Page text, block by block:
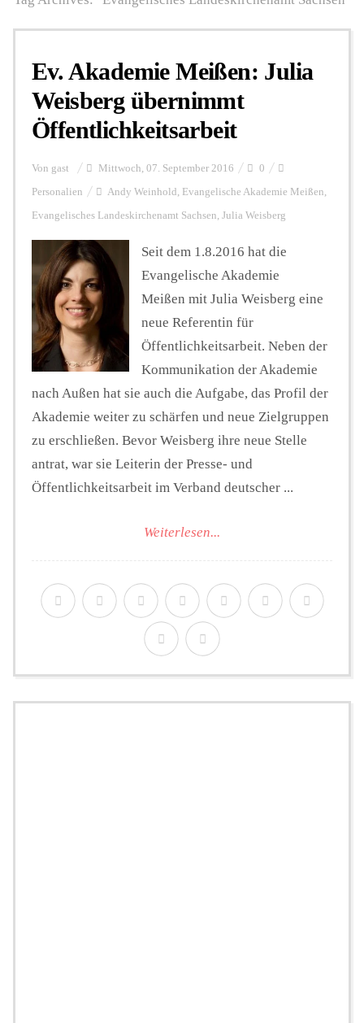
Hintergrund
FUNKTURM-Beiträge
Seminare
Unterstützen
Ev. Akademie Meißen: Julia
Weisberg übernimmt
Öffentlichkeitsarbeit
Von gast Mittwoch, 07. September 2016 0
Personalien Andy Weinhold , Evangelische Akademie Meißen,
Evangelisches Landeskirchenamt Sachsen, Julia Weisberg
Seit dem 1.8.2016 hat die
Evangelische Akademie
Meißen mit Julia Weisberg eine
neue Referentin für
Öffentlichkeitsarbeit. Neben der
Kommunikation der Akademie
nach Außen hat sie auch die Aufgabe, das Profil der
Akademie weiter zu schärfen und neue Zielgruppen
zu erschließen. Bevor Weisberg ihre neue Stelle
antrat, war sie Leiterin der Presse- und
Öffentlichkeitsarbeit im Verband deutscher ...
Weiterlesen...